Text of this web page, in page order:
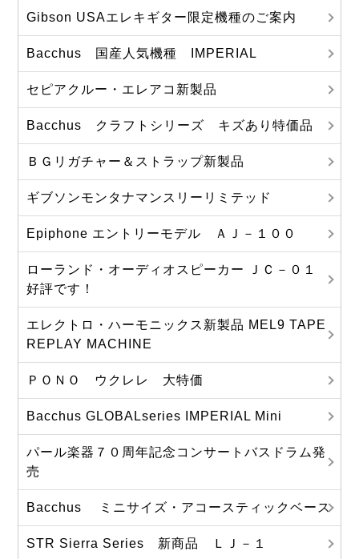
Gibson USAエレキギター限定機種のご案内
Bacchus 国産人気機種 IMPERIAL
セピアクルー・エレアコ新製品
Bacchus クラフトシリーズ キズあり特価品
ＢＧリガチャー＆ストラップ新製品
ギブソンモンタナマンスリーリミテッド
Epiphone エントリーモデル ＡＪ－１００
ローランド・オーディオスピーカー ＪＣ－０１
好評です！
エレクトロ・ハーモニックス新製品 MEL9 TAPE
REPLAY MACHINE
ＰＯＮＯ ウクレレ 大特価
Bacchus GLOBALseries IMPERIAL Mini
パール楽器７０周年記念コンサートバスドラム発
売
Bacchus ミニサイズ・アコースティックベース
STR Sierra Series 新商品 ＬＪ－１